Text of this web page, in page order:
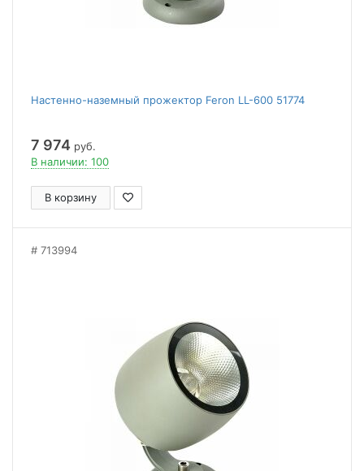
Настенно-наземный прожектор Feron LL-600 51774
7 974 руб.
В наличии: 100
В корзину
713994